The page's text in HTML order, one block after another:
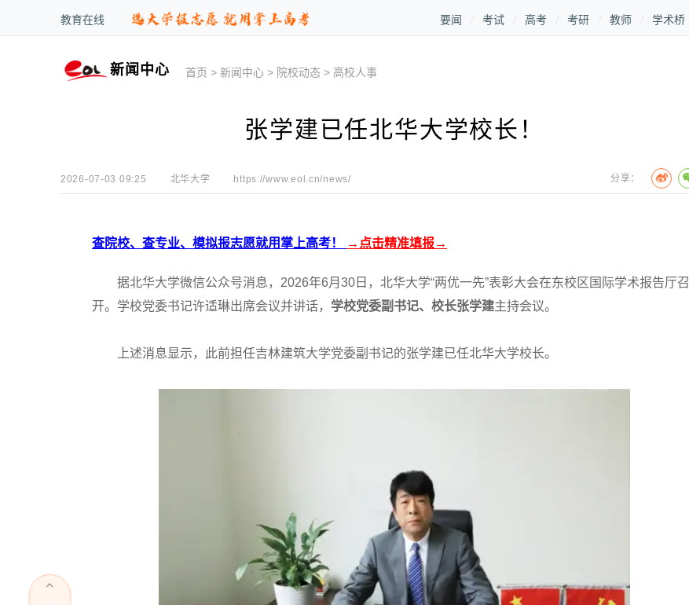
教育在线 要闻 考试 高考 考研 教师 学术桥
新闻中心 首页 >新闻中心 > 院校动态 > 高校人事
张学建已任北华大学校长！
2026-07-03 09:25 北华大学 https://www.eol.cn/news/ 分享：
查院校、查专业、模拟报志愿就用掌上高考！ →点击精准填报→
据北华大学微信公众号消息，2026年6月30日，北华大学“两优一先”表彰大会在东校区国际学术报告厅召
开。学校党委书记许适琳出席会议并讲话， 学校党委副书记、校长张学建主持会议。
上述消息显示，此前担任吉林建筑大学党委副书记的张学建已任北华大学校长。